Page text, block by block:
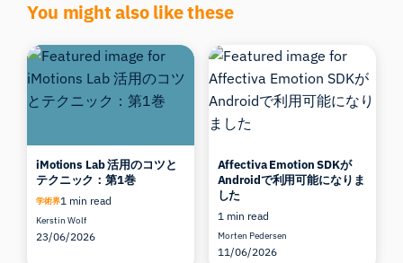
You might also like these
iMotions Lab 活用のコツと
テクニック：第1巻
学術界1 min read
Kerstin Wolf
23/06/2026
Affectiva Emotion SDKが
Androidで利用可能になりま
した
1 min read
Morten Pedersen
11/06/2026